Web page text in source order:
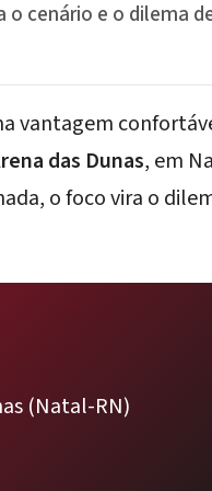
o cenário e o dilema
vantagem
das Dunas, em
o foco vira o
(Natal-RN)